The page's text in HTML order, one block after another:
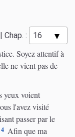
| Chap. :
Soyez attentif à
ne vient pas de
yeux voient
l'avez visité
passer par le
4 Afin que ma